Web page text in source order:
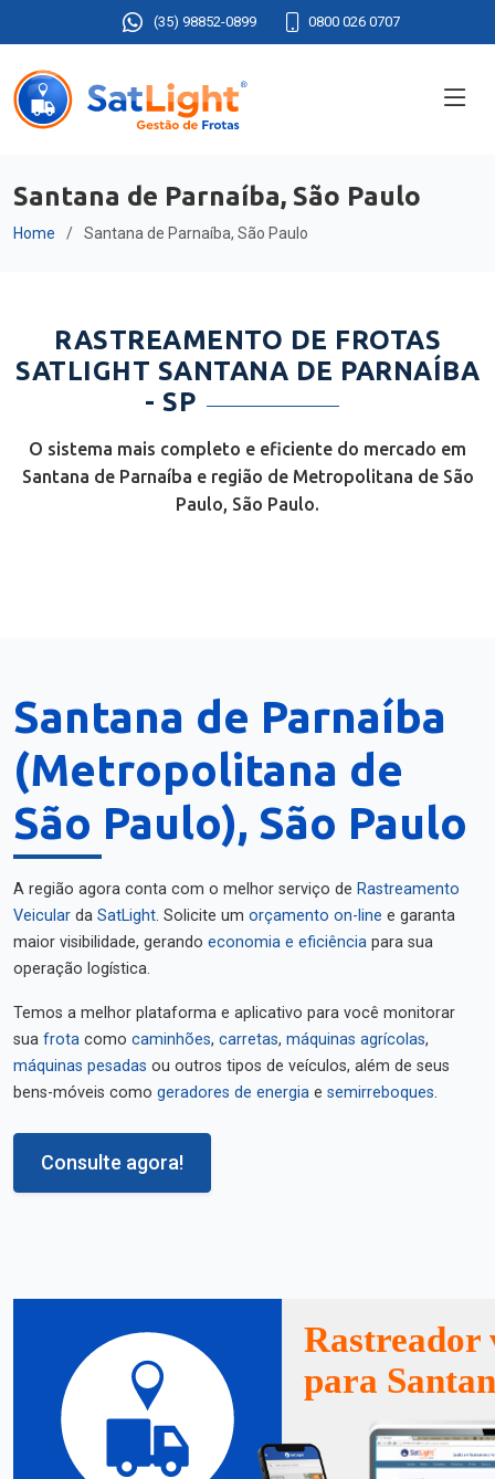
(35) 98852-0899 0800 026 0707
Santana de Parnaíba, São Paulo
Home Santana de Parnaíba, São Paulo
RASTREAMENTO DE FROTAS
SATLIGHT SANTANA DE PARNAÍBA
- SP
O sistema mais completo e eficiente do mercado em
Santana de Parnaíba e região de Metropolitana de São
Paulo, São Paulo.
Santana de Parnaíba
(Metropolitana de
São Paulo), São Paulo
A região agora conta com o melhor serviço de Rastreamento
Veicular da SatLight. Solicite um orçamento on-line e garanta
maior visibilidade, gerando economia e eficiência para sua
operação logística.
Temos a melhor plataforma e aplicativo para você monitorar
sua frota como caminhões, carretas, máquinas agrícolas,
máquinas pesadas ou outros tipos de veículos, além de seus
bens-móveis como geradores de energia e semirreboques.
Consulte agora!
Rastreador
para